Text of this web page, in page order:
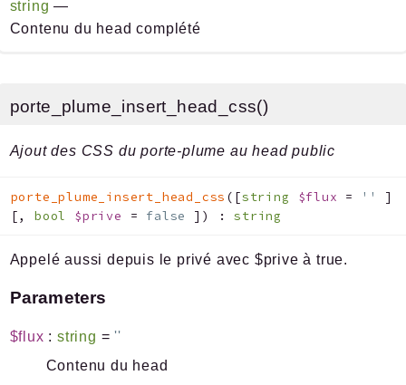
string —
Contenu du head complété
porte_plume_insert_head_css()
Ajout des CSS du porte-plume au head public
porte_plume_insert_head_css ( [string $flux = ''
]
[,bool $prive = false ] ) :string
Appelé aussi depuis le privé avec $prive à true.
Parameters
$flux :string =''
Contenu du head